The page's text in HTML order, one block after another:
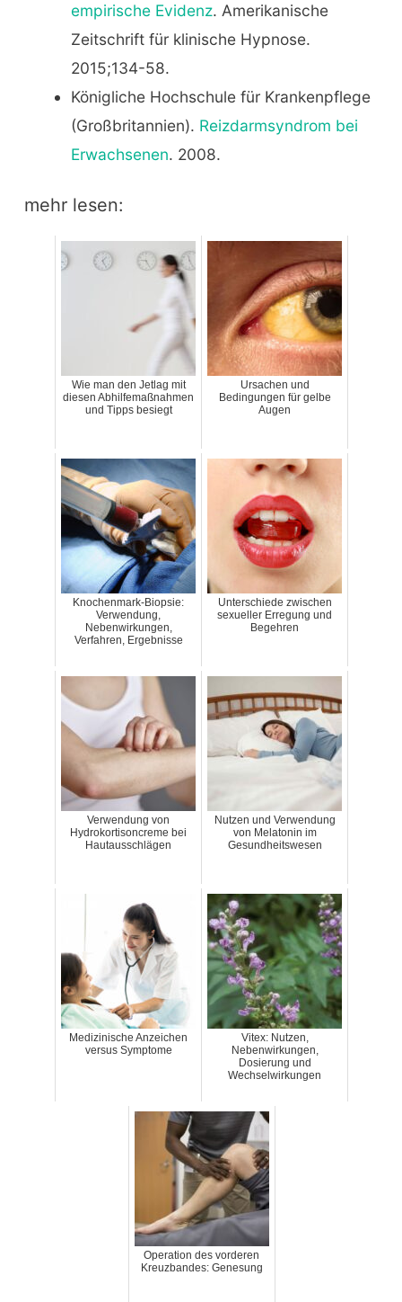
empirische Evidenz. Amerikanische
Zeitschrift für klinische Hypnose.
2015;134-58.
Königliche Hochschule für Krankenpflege
(Großbritannien). Reizdarmsyndrom bei
Erwachsenen. 2008.
mehr lesen:
Wie man den Jetlag mit
diesen Abhilfemaßnahmen
und Tipps besiegt
Ursachen und
Bedingungen für gelbe
Augen
Knochenmark-Biopsie:
Verwendung,
Nebenwirkungen,
Verfahren, Ergebnisse
Unterschiede zwischen
sexueller Erregung und
Begehren
Verwendung von
Hydrokortisoncreme bei
Hautausschlägen
Nutzen und Verwendung
von Melatonin im
Gesundheitswesen
Medizinische Anzeichen
versus Symptome
Vitex: Nutzen,
Nebenwirkungen,
Dosierung und
Wechselwirkungen
Operation des vorderen
Kreuzbandes: Genesung